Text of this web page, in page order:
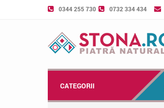
0344 255 730 0732 334 434
CATEGORII